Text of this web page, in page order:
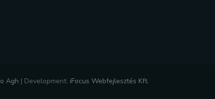
Agh | Development: iFocus Webfejlesztés Kft.